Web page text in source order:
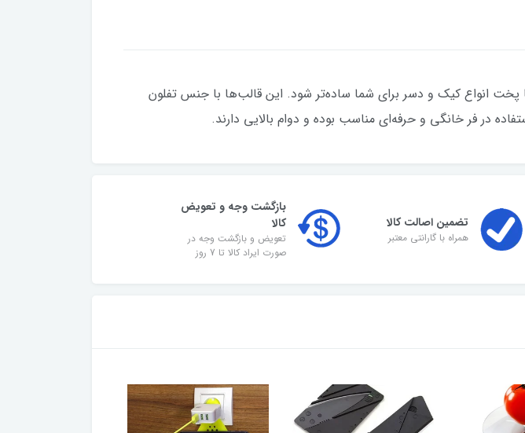
انواع کیک و دسر برای شما ساده‌تر شود. این قالب‌ها با جنس تفلون
در فر خانگی و حرفه‌ای مناسب بوده و دوام بالایی دارند.
تضمین اصالت کالا
همراه با گارانتی معتبر
بازگشت وجه و تعویض
کالا
تعویض و بازگشت وجه در
صورت ایراد کالا تا 7 روز